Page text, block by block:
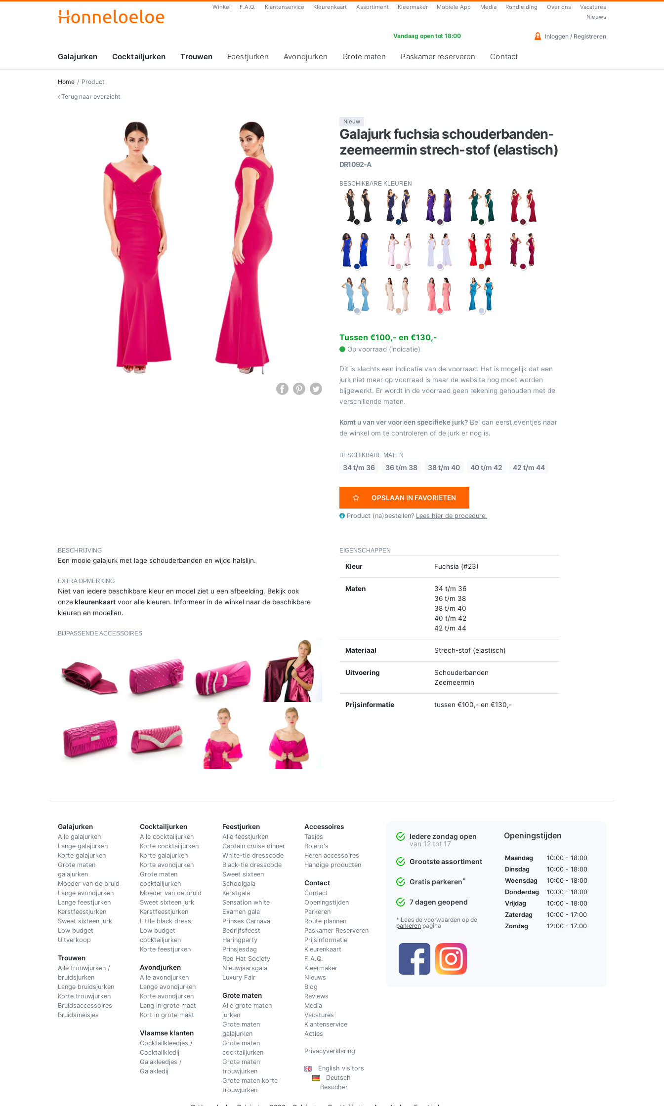
Winkel F.A.Q. Klantenservice Kleurenkaart Assortiment Kleermaker Mobiele App Media Rondleiding Over ons
Vacatures
Nieuws
Vandaag open tot 18:00 Inloggen / Registreren
Galajurken Cocktailjurken Trouwen Feestjurken Avondjurken Grote maten Paskamer reserveren Contact
Home
Product
Terug naar overzicht
Nieuw
Galajurk fuchsia schouderbanden-
zeemeermin strech-stof (elastisch)
DR1092-A
BESCHIKBARE KLEUREN
Tussen €100,- en €130,-
Op voorraad (indicatie)
Dit is slechts een indicatie van de voorraad. Het is mogelijk dat een
jurk niet meer op voorraad is maar de website nog moet worden
bijgewerkt. Er wordt in de voorraad geen rekening gehouden met de
verschillende maten.
Komt u van ver voor een specifieke jurk? Bel dan eerst eventjes naar
de winkel om te controleren of de jurk er nog is.
BESCHIKBARE MATEN
34 t/m 36 36 t/m 38 38 t/m 40 40 t/m 42 42 t/m 44
OPSLAAN IN FAVORIETEN
Product (na)bestellen? Lees hier de procedure.
BESCHRIJVING
Een mooie galajurk met lage schouderbanden en wijde halslijn.
EXTRA OPMERKING
Niet van iedere beschikbare kleur en model ziet u een afbeelding. Bekijk ook
onzekleurenkaart voor alle kleuren. Informeer in de winkel naar de beschikbare
kleuren en modellen.
BIJPASSENDE ACCESSOIRES
EIGENSCHAPPEN
Kleur Fuchsia (#23)
Maten
34 t/m 36
36 t/m 38
38 t/m 40
40 t/m 42
42 t/m 44
Materiaal Strech-stof (elastisch)
Uitvoering
Schouderbanden
Zeemeermin
Prijsinformatie tussen €100,- en €130,-
Galajurken
Alle galajurken
Lange galajurken
Korte galajurken
Grote maten
galajurken
Moeder van de bruid
Lange avondjurken
Lange feestjurken
Kerstfeestjurken
Sweet sixteen jurk
Low budget
Uitverkoop
Trouwen
Alle trouwjurken /
bruidsjurken
Lange bruidsjurken
Korte trouwjurken
Bruidsaccessoires
Bruidsmeisjes
Cocktailjurken
Alle cocktailjurken
Korte cocktailjurken
Korte galajurken
Korte avondjurken
Grote maten
cocktailjurken
Moeder van de bruid
Sweet sixteen jurk
Kerstfeestjurken
Little black dress
Low budget
cocktailjurken
Korte feestjurken
Avondjurken
Alle avondjurken
Lange avondjurken
Korte avondjurken
Lang in grote maat
Kort in grote maat
Vlaamse klanten
Cocktailkleedjes /
Cocktailkledij
Galakleedjes /
Galakledij
Feestjurken
Alle feestjurken
Captain cruise dinner
White-tie dresscode
Black-tie dresscode
Sweet sixteen
Schoolgala
Kerstgala
Sensation white
Examen gala
Prinses Carnaval
Bedrijfsfeest
Haringparty
Prinsjesdag
Red Hat Society
Nieuwjaarsgala
Luxury Fair
Grote maten
Alle grote maten
jurken
Grote maten
galajurken
Grote maten
cocktailjurken
Grote maten
trouwjurken
Grote maten korte
trouwjurken
Accessoires
Tasjes
Bolero's
Heren accessoires
Handige producten
Contact
Contact
Openingstijden
Parkeren
Route plannen
Paskamer Reserveren
Prijsinformatie
Kleurenkaart
F.A.Q.
Kleermaker
Nieuws
Blog
Reviews
Media
Vacatures
Klantenservice
Acties
Privacyverklaring
English visitors
Deutsch
Besucher
Iedere zondag open
van 12 tot 17
Grootste assortiment
Gratis parkeren*
7 dagen geopend
* Lees de voorwaarden op de
parkeren pagina
Openingstijden
Maandag
10:00 - 18:00
Dinsdag
10:00 - 18:00
Woensdag
10:00 - 18:00
Donderdag
10:00 - 18:00
Vrijdag
10:00 - 18:00
Zaterdag
10:00 - 17:00
Zondag
12:00 - 17:00